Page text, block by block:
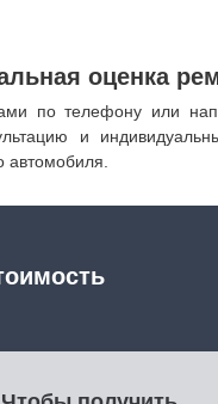
оценка
по телефону или
и
автомобиля.